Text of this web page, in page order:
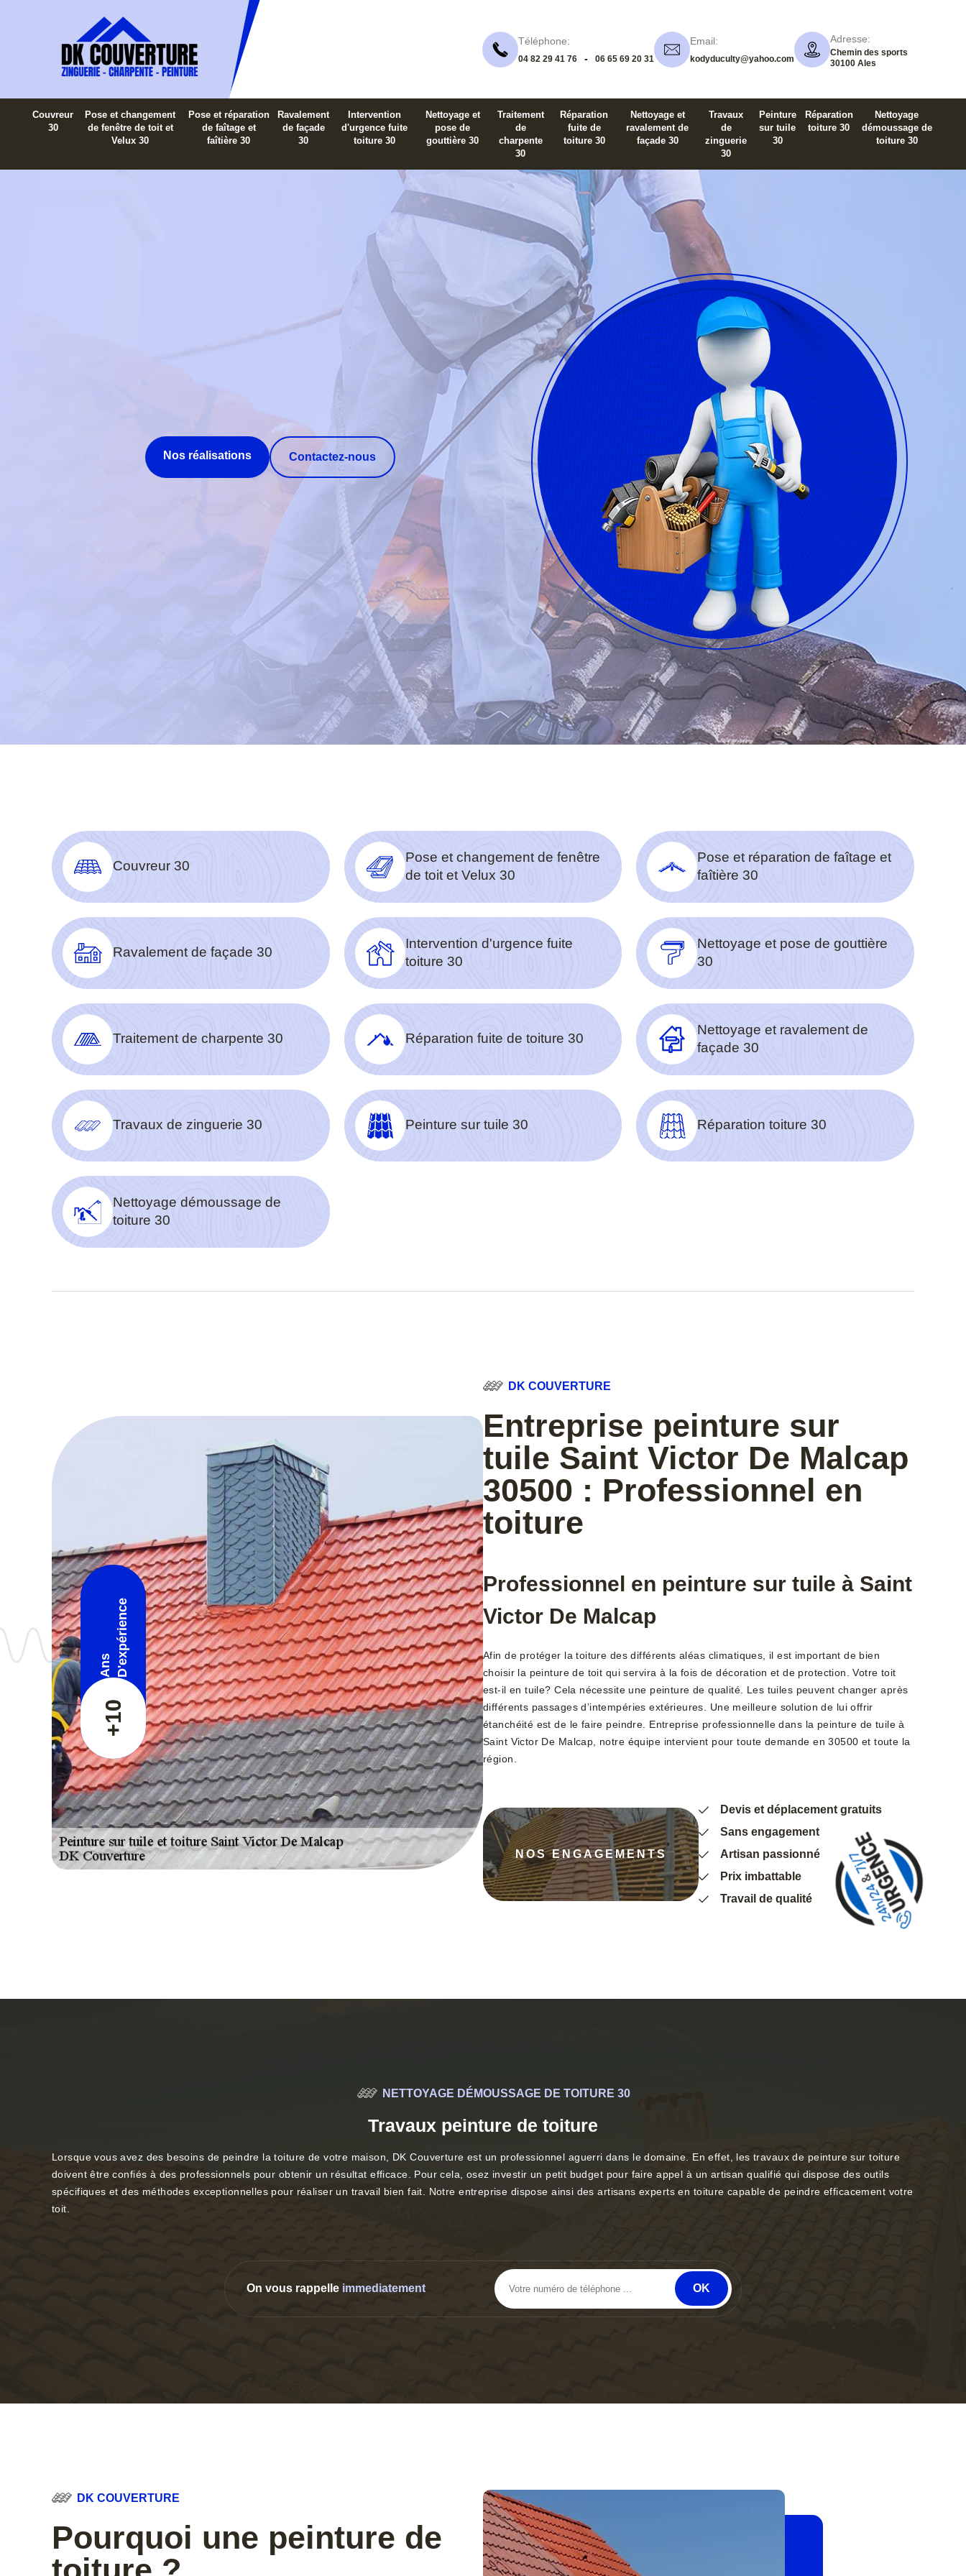
Téléphone:
04 82 29 41 76 - 06 65 69 20 31
Email:
kodyduculty@yahoo.com
Adresse:
Chemin des sports
30100 Ales
Couvreur
30
Pose et changement
de fenêtre de toit et
Velux 30
Pose et réparation
de faîtage et
faîtière 30
Ravalement
de façade
30
Intervention
d'urgence fuite
toiture 30
Nettoyage et
pose de
gouttière 30
Traitement
de
charpente
30
Réparation
fuite de
toiture 30
Nettoyage et
ravalement de
façade 30
Travaux
de
zinguerie
30
Peinture
sur tuile
30
Réparation
toiture 30
Nettoyage
démoussage de
toiture 30
Nos réalisations Contactez-nous
Couvreur 30
Pose et changement de fenêtre
de toit et Velux 30
Pose et réparation de faîtage et
faîtière 30
Ravalement de façade 30
Intervention d'urgence fuite
toiture 30
Nettoyage et pose de gouttière
30
Traitement de charpente 30 Réparation fuite de toiture 30
Nettoyage et ravalement de
façade 30
Travaux de zinguerie 30 Peinture sur tuile 30 Réparation toiture 30
Nettoyage démoussage de
toiture 30
+10
Ans D'expérience
DK COUVERTURE
Entreprise peinture sur
tuile Saint Victor De Malcap
30500 : Professionnel en
toiture
Professionnel en peinture sur tuile à Saint
Victor De Malcap
Afin de protéger la toiture des différents aléas climatiques, il est important de bien
choisir la peinture de toit qui servira à la fois de décoration et de protection. Votre toit
est-il en tuile? Cela nécessite une peinture de qualité. Les tuiles peuvent changer après
différents passages d’intempéries extérieures. Une meilleure solution de lui offrir
étanchéité est de le faire peindre. Entreprise professionnelle dans la peinture de tuile à
Saint Victor De Malcap, notre équipe intervient pour toute demande en 30500 et toute la
région.
NOS ENGAGEMENTS
Devis et déplacement gratuits
Sans engagement
Artisan passionné
Prix imbattable
Travail de qualité
NETTOYAGE DÉMOUSSAGE DE TOITURE 30
Travaux peinture de toiture
Lorsque vous avez des besoins de peindre la toiture de votre maison, DK Couverture est un professionnel aguerri dans le domaine. En effet, les travaux de peinture sur toiture
doivent être confiés à des professionnels pour obtenir un résultat efficace. Pour cela, osez investir un petit budget pour faire appel à un artisan qualifié qui dispose des outils
spécifiques et des méthodes exceptionnelles pour réaliser un travail bien fait. Notre entreprise dispose ainsi des artisans experts en toiture capable de peindre efficacement votre
toit.
On vous rappelle immediatement
DK COUVERTURE
Pourquoi une peinture de